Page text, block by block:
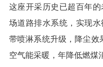
这座开采历史已超百年
场道路排水系统，实现
带喷淋系统升级，降尘效
空气能采暖，年降低燃